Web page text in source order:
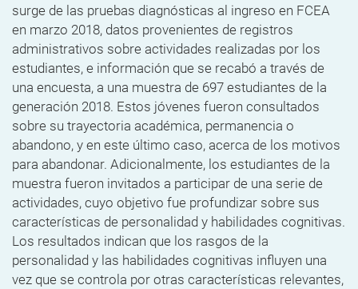
surge de las pruebas diagnósticas al ingreso en FCEA
en marzo 2018, datos provenientes de registros
administrativos sobre actividades realizadas por los
estudiantes, e información que se recabó a través de
una encuesta, a una muestra de 697 estudiantes de la
generación 2018. Estos jóvenes fueron consultados
sobre su trayectoria académica, permanencia o
abandono, y en este último caso, acerca de los motivos
para abandonar. Adicionalmente, los estudiantes de la
muestra fueron invitados a participar de una serie de
actividades, cuyo objetivo fue profundizar sobre sus
características de personalidad y habilidades cognitivas.
Los resultados indican que los rasgos de la
personalidad y las habilidades cognitivas influyen una
vez que se controla por otras características relevantes,